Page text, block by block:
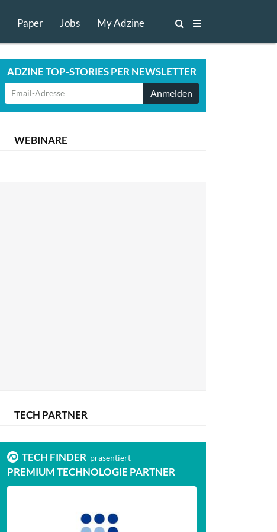
Paper Jobs My Adzine
ADZINE TOP-STORIES PER NEWSLETTER
Anmelden
WEBINARE
TECH PARTNER
TECH FINDER präsentiert
PREMIUM TECHNOLOGIE PARTNER